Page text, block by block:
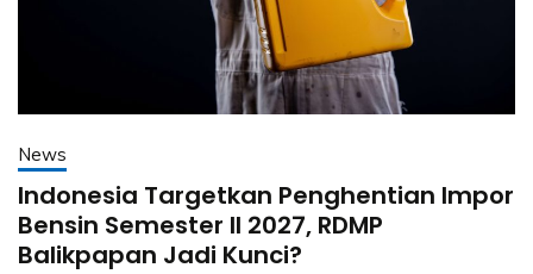
News
Indonesia Targetkan Penghentian Impor
Bensin Semester II 2027, RDMP
Balikpapan Jadi Kunci?